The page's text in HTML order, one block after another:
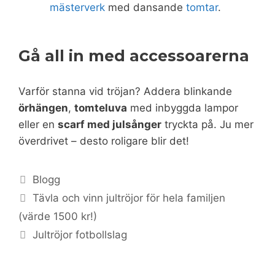
mästerverk med dansande tomtar.
Gå all in med accessoarerna
Varför stanna vid tröjan? Addera blinkande
örhängen, tomteluva med inbyggda lampor
eller en scarf med julsånger tryckta på. Ju mer
överdrivet – desto roligare blir det!
Kategorier
Blogg
Tävla och vinn jultröjor för hela familjen
(värde 1500 kr!)
Jultröjor fotbollslag